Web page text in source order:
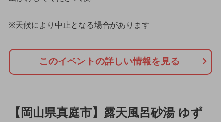
※天候により中止となる場合があります
このイベントの詳しい情報を見る
【岡山県真庭市】露天風呂砂湯 ゆず